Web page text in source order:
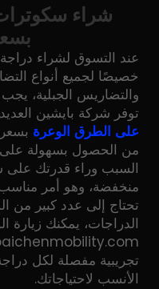
شراء
عند التسوق لشراء دراجة
خصيصًا لجميع أنواع
والتضاريس الجبلية،
توفر شركة بايشين
على الطرق الوعرة
من الحصول بسهولة على
السبب وراء قدرتك على
منخفضة، وهو أمر مناسب
تحتاج إلى عدد كبير من
الدراجات، يمكنك
تجريبية مفصلة لكل
الأنسب لاحتياجاتك.